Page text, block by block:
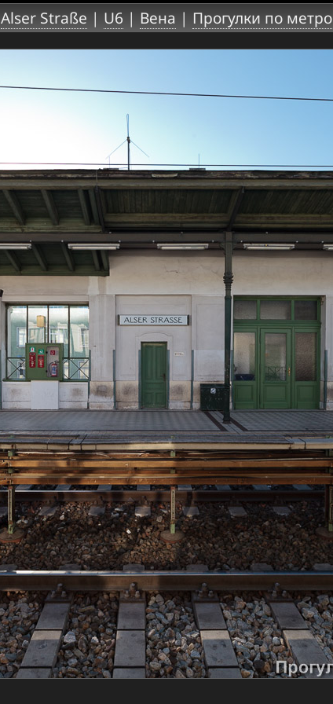
Alser Straße | U6 | Вена | Прогулки по метро